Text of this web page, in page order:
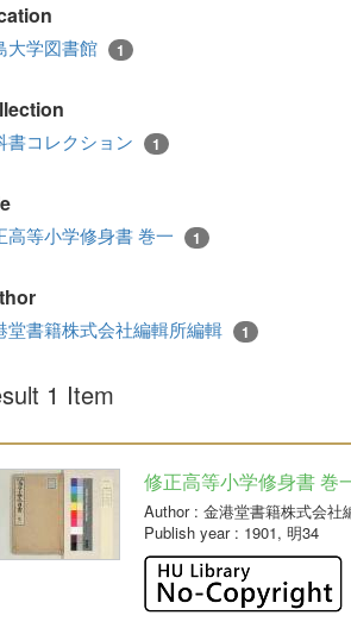
大学図書館 1
書コレクション 1
高等小学修身書 巻一 1
堂書籍株式会社編輯所編輯 1
1 Item
修正高等小学修身書 巻
Author: 金港堂書籍株式会社
Publish year: 1901, 明34